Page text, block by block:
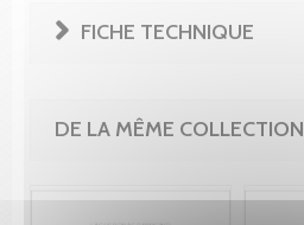
FICHE TECHNIQUE
DE LA MÊME COLLECTION